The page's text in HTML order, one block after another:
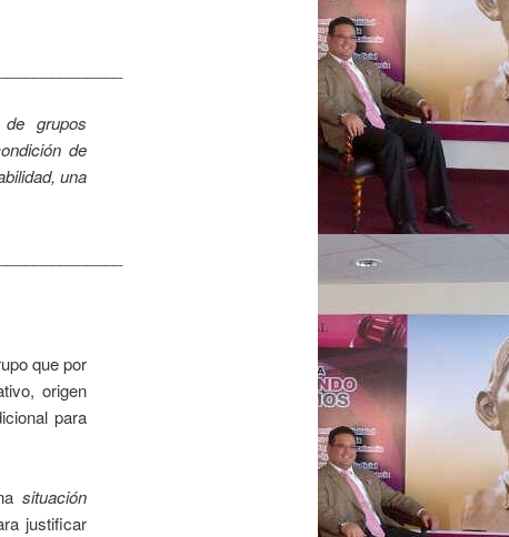
grupos
de
una
que por
origen
para
situación
justificar